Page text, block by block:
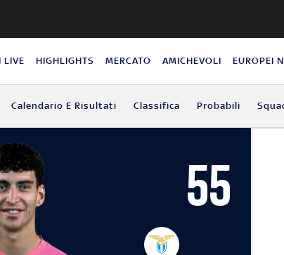
LIVE HIGHLIGHTS MERCATO AMICHEVOLI EUROPEI
Calendario E Risultati Classifica Probabili
55